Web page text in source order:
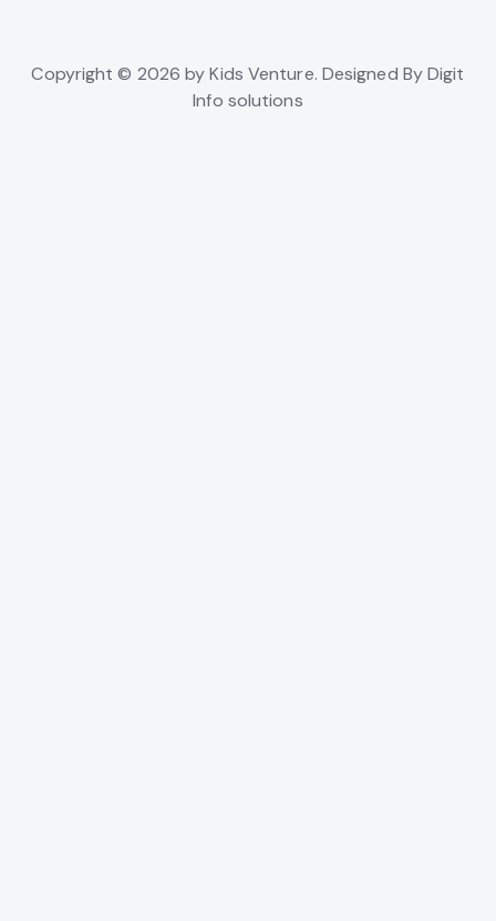
Copyright © 2026 by Kids Venture. Designed By Digit
Info solutions